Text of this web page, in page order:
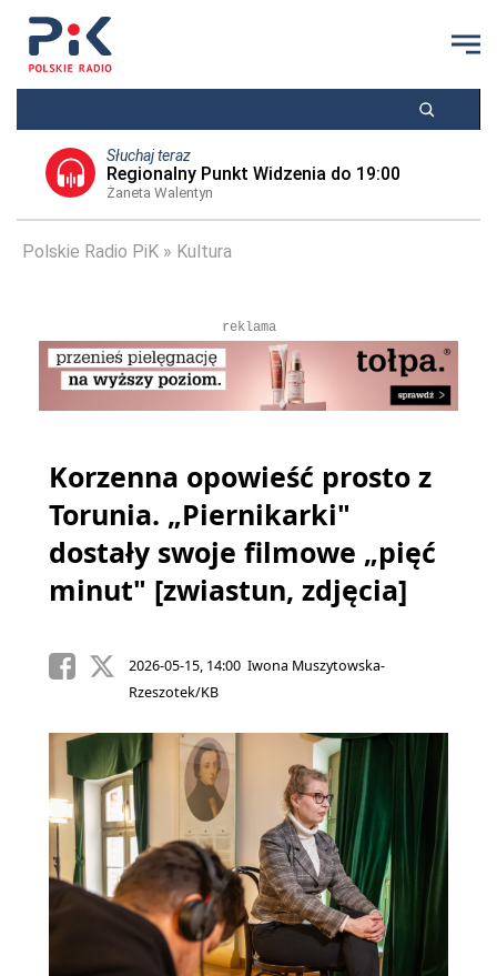
Słuchaj teraz
Regionalny Punkt Widzenia do 19:00
Żaneta Walentyn
Polskie Radio PiK Kultura
reklama
Korzenna opowieść prosto z
Torunia. „Piernikarki"
dostały swoje filmowe „pięć
minut" [zwiastun, zdjęcia]
2026-05-15, 14:00 Iwona Muszytowska-
Rzeszotek/KB